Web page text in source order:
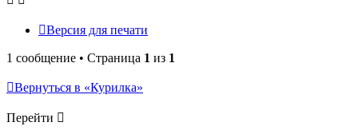
Версия для печати
1 сообщение • Страница 1 из 1
Вернуться в «Курилка»
Перейти